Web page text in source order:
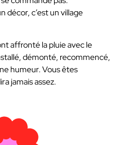
décor, c’est un village
affronté la pluie avec le
démonté, recommencé,
humeur. Vous êtes
jamais assez.